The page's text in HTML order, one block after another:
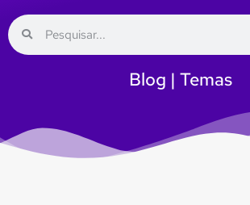
Blog | Temas